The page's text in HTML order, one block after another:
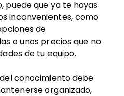
puede que ya te hayas
inconvenientes, como
de
o unos precios que no
de tu equipo.
conocimiento debe
organizado,